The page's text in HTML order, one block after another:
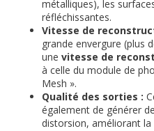
métalliques), les
réfléchissantes.
Vitesse de
grande envergure (plus
une vitesse de
à celle du module de
Mesh ».
Qualité des sorties :
également de générer
distorsion, améliorant la